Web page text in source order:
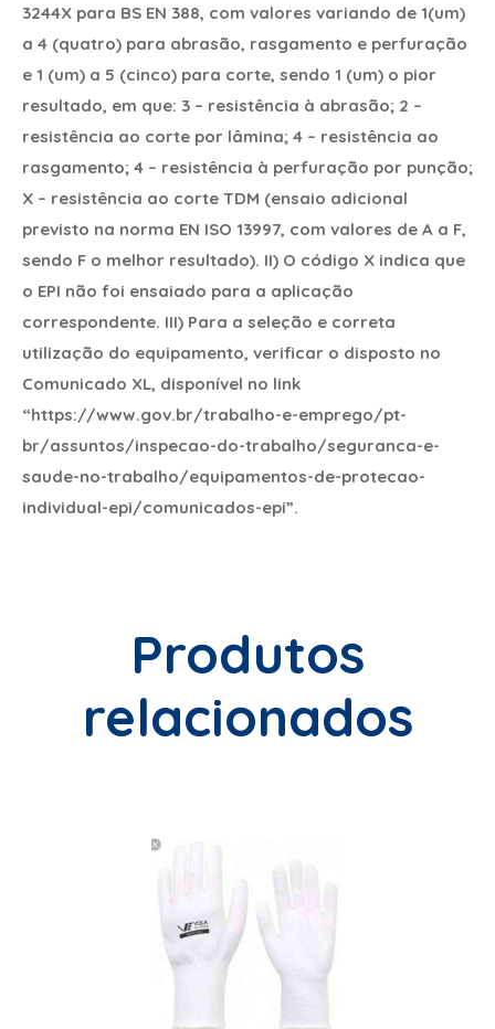
3244X para BS EN 388, com valores variando de 1(um)
a 4 (quatro) para abrasão, rasgamento e perfuração
e 1 (um) a 5 (cinco) para corte, sendo 1 (um) o pior
resultado, em que: 3 – resistência à abrasão; 2 –
resistência ao corte por lâmina; 4 – resistência ao
rasgamento; 4 – resistência à perfuração por punção;
X – resistência ao corte TDM (ensaio adicional
previsto na norma EN ISO 13997, com valores de A a F,
sendo F o melhor resultado). II) O código X indica que
o EPI não foi ensaiado para a aplicação
correspondente. III) Para a seleção e correta
utilização do equipamento, verificar o disposto no
Comunicado XL, disponível no link
“https://www.gov.br/trabalho-e-emprego/pt-
br/assuntos/inspecao-do-trabalho/seguranca-e-
saude-no-trabalho/equipamentos-de-protecao-
individual-epi/comunicados-epi”.
Produtos
relacionados